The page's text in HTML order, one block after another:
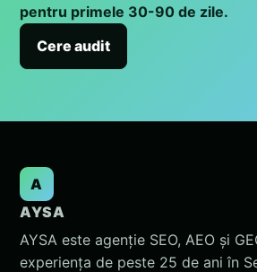
pentru primele 30-90 de zile.
Cere audit
A
AYSA
AYSA este agenție SEO, AEO și
experiența de peste 25 de ani în